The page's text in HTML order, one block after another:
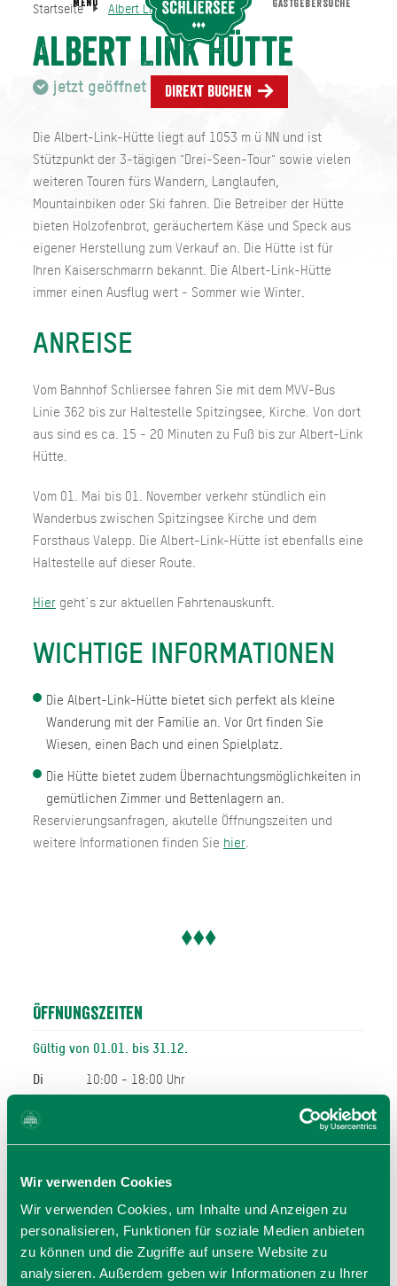
Wir verwenden Cookies
Wir verwenden Cookies, um Inhalte und Anzeigen zu
personalisieren, Funktionen für soziale Medien anbieten
zu können und die Zugriffe auf unsere Website zu
analysieren. Außerdem geben wir Informationen zu Ihrer
Startseite Albert Link Hütte
Albert Link Hütte
jetzt geöffnet Direkt buchen
Die Albert-Link-Hütte liegt auf 1053 m ü NN und ist
Stützpunkt der 3-tägigen "Drei-Seen-Tour" sowie vielen
weiteren Touren fürs Wandern, Langlaufen,
Mountainbiken oder Ski fahren. Die Betreiber der Hütte
bieten Holzofenbrot, geräuchertem Käse und Speck aus
eigener Herstellung zum Verkauf an. Die Hütte ist für
Ihren Kaiserschmarrn bekannt. Die Albert-Link-Hütte
immer einen Ausflug wert - Sommer wie Winter.
ANREISE
Vom Bahnhof Schliersee fahren Sie mit dem MVV-Bus
Linie 362 bis zur Haltestelle Spitzingsee, Kirche. Von dort
aus sind es ca. 15 - 20 Minuten zu Fuß bis zur Albert-Link
Hütte.
Vom 01. Mai bis 01. November verkehr stündlich ein
Wanderbus zwischen Spitzingsee Kirche und dem
Forsthaus Valepp. Die Albert-Link-Hütte ist ebenfalls eine
Haltestelle auf dieser Route.
Hiergeht´s zur aktuellen Fahrtenauskunft.
WICHTIGE INFORMATIONEN
Die Albert-Link-Hütte bietet sich perfekt als kleine
Wanderung mit der Familie an. Vor Ort finden Sie
Wiesen, einen Bach und einen Spielplatz.
Die Hütte bietet zudem Übernachtungsmöglichkeiten in
gemütlichen Zimmer und Bettenlagern an.
Reservierungsanfragen, akutelle Öffnungszeiten und
weitere Informationen finden Sie hier.
Öffnungszeiten
Gültig von 01.01. bis 31.12.
Di
10:00 - 18:00 Uhr
Do
Sa
10:00 - 18:00 Uhr
Allgemeiner Hinweis:
Bei den hier angegeben Öffnungszeiten handelt es sich
um die regulären Öffnungszeiten.
Startseite Albert Link Hütte
MENU GASTGEBERSUCHE